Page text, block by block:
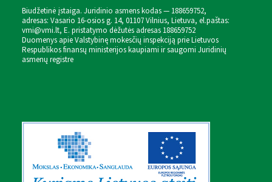
Biudžetinė įstaiga. Juridinio asmens kodas — 188659752,
adresas: Vasario 16-osios g. 14, 01107 Vilnius, Lietuva, el.paštas:
vmi@vmi.lt, E. pristatymo dėžutės adresas 188659752
Duomenys apie Valstybinę mokesčių inspekciją prie Lietuvos
Respublikos finansų ministerijos kaupiami ir saugomi Juridinių
asmenų registre